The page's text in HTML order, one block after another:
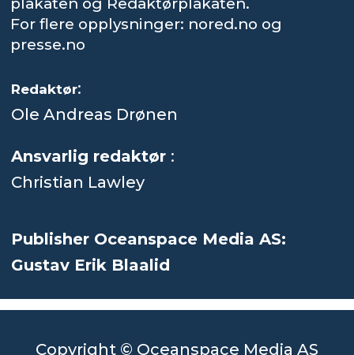
For flere opplysninger: nored.no og
presse.no
Redaktør:
Ole Andreas Drønen
Ansvarlig redaktør :
Christian Lawley
Publisher Oceanspace Media AS:
Gustav Erik Blaalid
Copyright © Oceanspace Media AS